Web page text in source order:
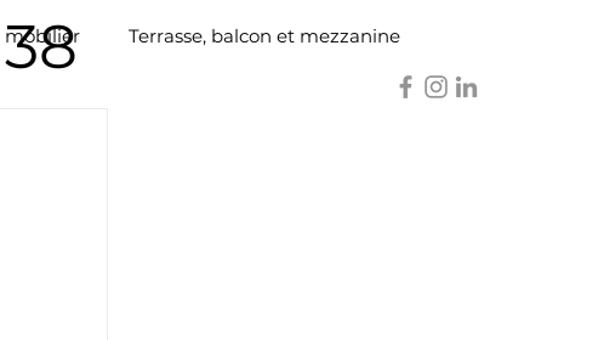
mobilier Terrasse, balcon et mezzanine